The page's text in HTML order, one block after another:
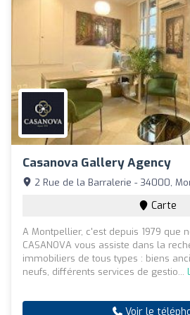
Casanova Gallery Agency
2 Rue de la Barralerie - 34000,
Carte
A Montpellier, c'est depuis 1979 que
CASANOVA vous assiste dans la
immobiliers de tous types : biens
neufs, différents services de gestio...
Voir le